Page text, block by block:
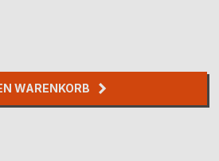
WARENKORB